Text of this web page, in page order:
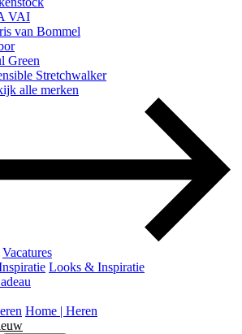
VAI
van Bommel
Green
Stretchwalker
alle merken
Vacatures
Looks & Inspiratie
Home | Heren